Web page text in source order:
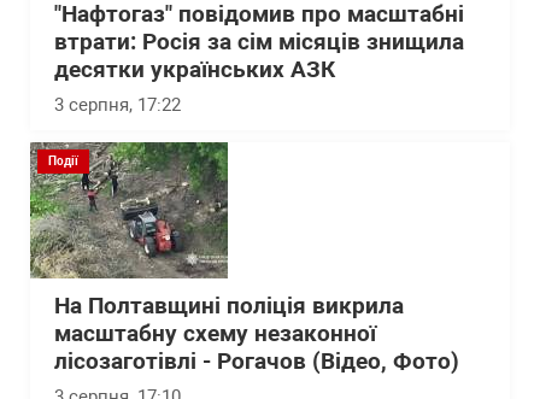
"Нафтогаз" повідомив про масштабні
втрати: Росія за сім місяців знищила
десятки українських АЗК
3 серпня, 17:22
Події
На Полтавщині поліція викрила
масштабну схему незаконної
лісозаготівлі - Рогачов (Відео, Фото)